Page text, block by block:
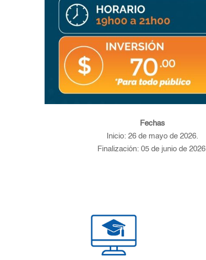
Fechas
Inicio: 26 de mayo de 2026.
Finalización: 05 de junio de 2026.